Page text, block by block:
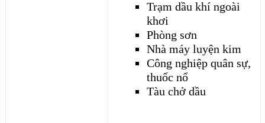
Trạm dầu khí ngoài
khơi
Phòng sơn
Nhà máy luyện kim
Công nghiệp quân sự,
thuốc nổ
Tàu chở dầu